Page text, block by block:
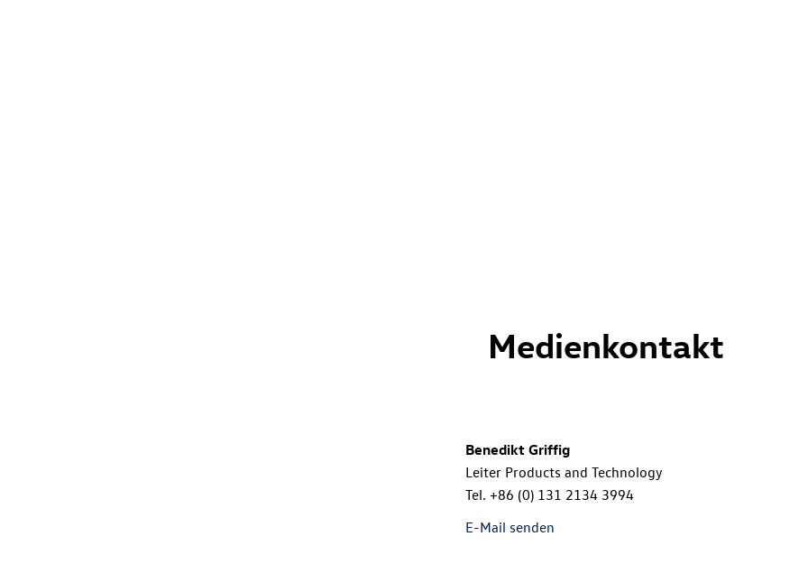
die das Fahren noch
können. Volkswagen
Technologien
Medienkontakt
Benedikt Griffig
Leiter Products and Technology
Tel. +86 (0) 131 2134 3994
E-Mail senden